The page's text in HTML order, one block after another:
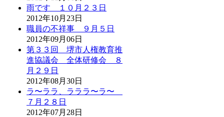
雨です １０月２３日
2012年10月23日
職員の不祥事 ９月５日
2012年09月06日
第３３回 堺市人権教育推
進協議会 全体研修会 ８
月２９日
2012年08月30日
ラ〜ララ、ラララ〜ラ〜
７月２８日
2012年07月28日